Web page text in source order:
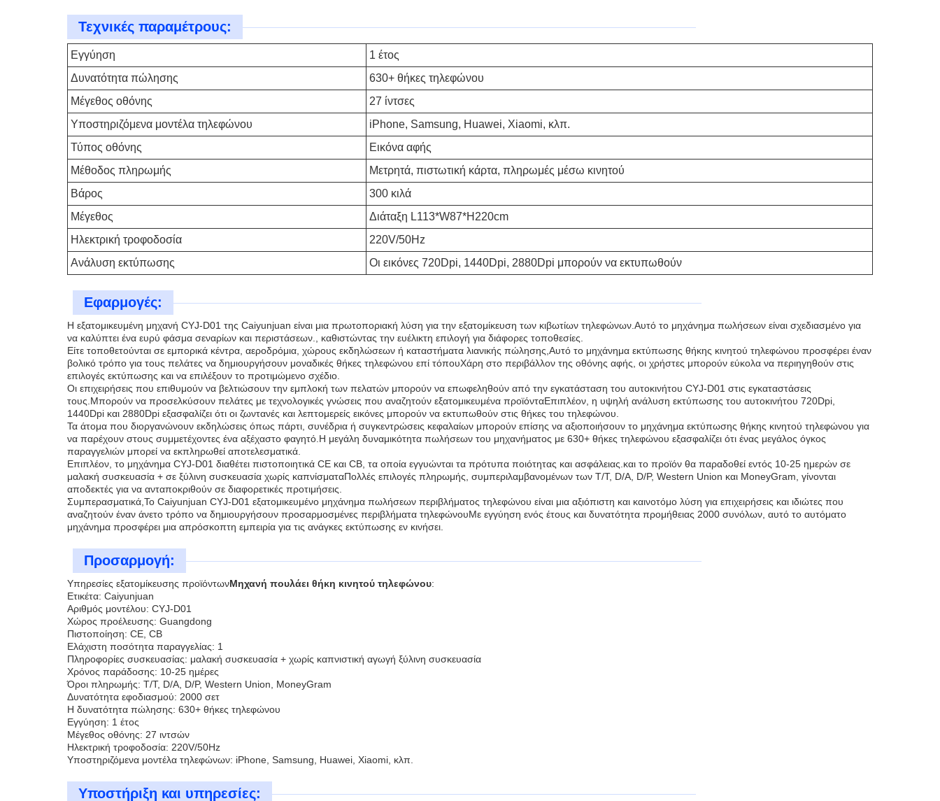
Τεχνικές παραμέτρους:
Εγγύηση
1 έτος
Δυνατότητα πώλησης
630+ θήκες τηλεφώνου
Μέγεθος οθόνης
27 ίντσες
Υποστηριζόμενα μοντέλα τηλεφώνου
iPhone, Samsung, Huawei, Xiaomi, κλπ.
Τύπος οθόνης
Εικόνα αφής
Μέθοδος πληρωμής
Μετρητά, πιστωτική κάρτα, πληρωμές μέσω κινητού
Βάρος
300 κιλά
Μέγεθος
Διάταξη L113*W87*H220cm
Ηλεκτρική τροφοδοσία
220V/50Hz
Ανάλυση εκτύπωσης
Οι εικόνες 720Dpi, 1440Dpi, 2880Dpi μπορούν να εκτυπωθούν
Εφαρμογές:
Η εξατομικευμένη μηχανή CYJ-D01 της Caiyunjuan είναι μια πρωτοποριακή λύση για την εξατομίκευση των κιβωτίων τηλεφώνων.Αυτό το μηχάνημα πωλήσεων είναι σχεδιασμένο για
να καλύπτει ένα ευρύ φάσμα σεναρίων και περιστάσεων., καθιστώντας την ευέλικτη επιλογή για διάφορες τοποθεσίες.
Είτε τοποθετούνται σε εμπορικά κέντρα, αεροδρόμια, χώρους εκδηλώσεων ή καταστήματα λιανικής πώλησης,Αυτό το μηχάνημα εκτύπωσης θήκης κινητού τηλεφώνου προσφέρει έναν
βολικό τρόπο για τους πελάτες να δημιουργήσουν μοναδικές θήκες τηλεφώνου επί τόπουΧάρη στο περιβάλλον της οθόνης αφής, οι χρήστες μπορούν εύκολα να περιηγηθούν στις
επιλογές εκτύπωσης και να επιλέξουν το προτιμώμενο σχέδιο.
Οι επιχειρήσεις που επιθυμούν να βελτιώσουν την εμπλοκή των πελατών μπορούν να επωφεληθούν από την εγκατάσταση του αυτοκινήτου CYJ-D01 στις εγκαταστάσεις
τους.Μπορούν να προσελκύσουν πελάτες με τεχνολογικές γνώσεις που αναζητούν εξατομικευμένα προϊόνταΕπιπλέον, η υψηλή ανάλυση εκτύπωσης του αυτοκινήτου 720Dpi,
1440Dpi και 2880Dpi εξασφαλίζει ότι οι ζωντανές και λεπτομερείς εικόνες μπορούν να εκτυπωθούν στις θήκες του τηλεφώνου.
Τα άτομα που διοργανώνουν εκδηλώσεις όπως πάρτι, συνέδρια ή συγκεντρώσεις κεφαλαίων μπορούν επίσης να αξιοποιήσουν το μηχάνημα εκτύπωσης θήκης κινητού τηλεφώνου για
να παρέχουν στους συμμετέχοντες ένα αξέχαστο φαγητό.Η μεγάλη δυναμικότητα πωλήσεων του μηχανήματος με 630+ θήκες τηλεφώνου εξασφαλίζει ότι ένας μεγάλος όγκος
παραγγελιών μπορεί να εκπληρωθεί αποτελεσματικά.
Επιπλέον, το μηχάνημα CYJ-D01 διαθέτει πιστοποιητικά CE και CB, τα οποία εγγυώνται τα πρότυπα ποιότητας και ασφάλειας.και το προϊόν θα παραδοθεί εντός 10-25 ημερών σε
μαλακή συσκευασία + σε ξύλινη συσκευασία χωρίς καπνίσματαΠολλές επιλογές πληρωμής, συμπεριλαμβανομένων των T/T, D/A, D/P, Western Union και MoneyGram, γίνονται
αποδεκτές για να ανταποκριθούν σε διαφορετικές προτιμήσεις.
Συμπερασματικά,Το Caiyunjuan CYJ-D01 εξατομικευμένο μηχάνημα πωλήσεων περιβλήματος τηλεφώνου είναι μια αξιόπιστη και καινοτόμο λύση για επιχειρήσεις και ιδιώτες που
αναζητούν έναν άνετο τρόπο να δημιουργήσουν προσαρμοσμένες περιβλήματα τηλεφώνουΜε εγγύηση ενός έτους και δυνατότητα προμήθειας 2000 συνόλων, αυτό το αυτόματο
μηχάνημα προσφέρει μια απρόσκοπτη εμπειρία για τις ανάγκες εκτύπωσης εν κινήσει.
Προσαρμογή:
Υπηρεσίες εξατομίκευσης προϊόντωνΜηχανή πουλάει θήκη κινητού τηλεφώνου:
Ετικέτα: Caiyunjuan
Αριθμός μοντέλου: CYJ-D01
Χώρος προέλευσης: Guangdong
Πιστοποίηση: CE, CB
Ελάχιστη ποσότητα παραγγελίας: 1
Πληροφορίες συσκευασίας: μαλακή συσκευασία + χωρίς καπνιστική αγωγή ξύλινη συσκευασία
Χρόνος παράδοσης: 10-25 ημέρες
Όροι πληρωμής: T/T, D/A, D/P, Western Union, MoneyGram
Δυνατότητα εφοδιασμού: 2000 σετ
Η δυνατότητα πώλησης: 630+ θήκες τηλεφώνου
Εγγύηση: 1 έτος
Μέγεθος οθόνης: 27 ιντσών
Ηλεκτρική τροφοδοσία: 220V/50Hz
Υποστηριζόμενα μοντέλα τηλεφώνων: iPhone, Samsung, Huawei, Xiaomi, κλπ.
Υποστήριξη και υπηρεσίες: